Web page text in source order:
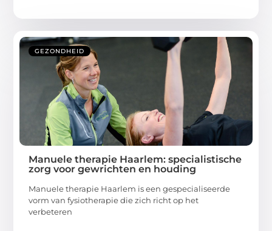
GEZONDHEID
Manuele therapie Haarlem: specialistische
zorg voor gewrichten en houding
Manuele therapie Haarlem is een gespecialiseerde
vorm van fysiotherapie die zich richt op het
verbeteren